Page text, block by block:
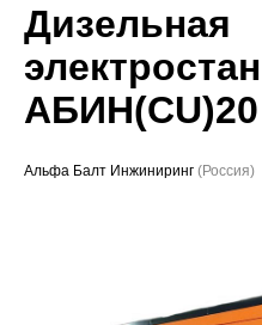
Сервис
Судовое
Проекты
Дизельная
Альфа Балт Инжиниринг (Россия)